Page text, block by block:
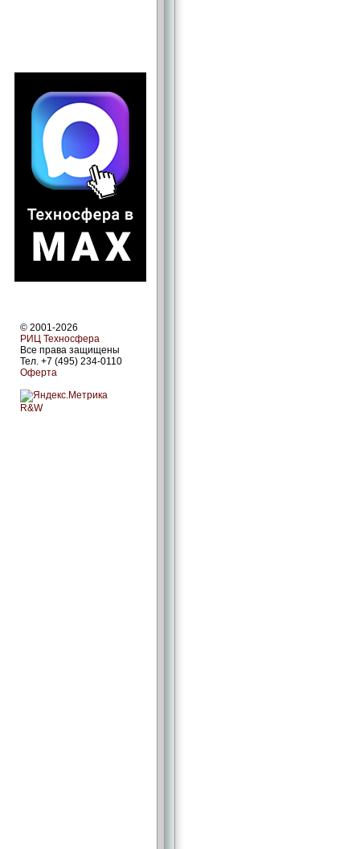
© 2001-2026
РИЦ Техносфера
Все права защищены
Тел. +7 (495) 234-0110
Оферта
R&W